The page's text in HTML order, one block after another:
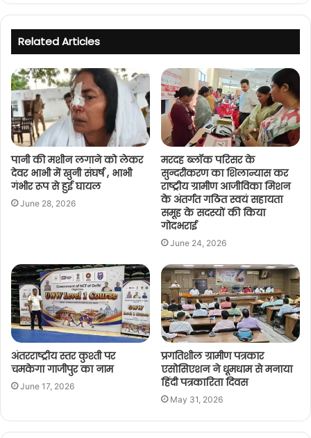
Related Articles
पानी की मशीन लगाने को लेकर
देवर भाभी में खुनी संघर्ष , भाभी
गंभीर रूप से हुई घायल
June 28, 2026
मरदह ब्लॉक परिसर के
सुन्दरीकरण का शिलान्यास कर
राष्ट्रीय ग्रामीण आजीविका मिशन
के अंतर्गत गठित स्वयं सहायता
समूह के सदस्यों की किया
गोदभराई
June 24, 2026
अंतरराष्ट्रीय स्तर कुश्ती पर
चमकेगा गाजीपुर का नाम
June 17, 2026
प्रगतिशील ग्रामीण पत्रकार
एसोसिएशन ने धूमधाम से मनाया
हिंदी पत्रकारिता दिवस
May 31, 2026